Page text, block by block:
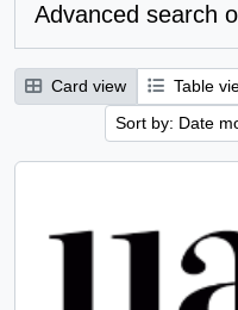
Advanced search
Card view
Table
Sort by: Date